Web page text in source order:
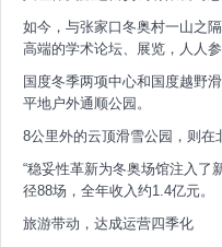
如今，与张家口冬奥村一山之
高端的学术论坛、展览，人人
国度冬季两项中心和国度越野
平地户外通顺公园。
8公里外的云顶滑雪公园，则
“稳妥性革新为冬奥场馆注入了
径88场，全年收入约1.4亿元。
旅游带动，达成运营四季化